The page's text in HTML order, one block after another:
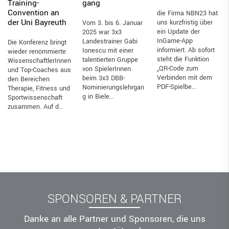
Training-
Convention an
der Uni Bayreuth
Die Konferenz bringt
wieder renommierte
WissenschaftlerInnen
und Top-Coaches aus
den Bereichen
Therapie, Fitness und
Sportwissenschaft
zusammen. Auf d…
gang
Vom 3. bis 6. Januar
2025 war 3x3
Landestrainer Gabi
Ionescu mit einer
talentierten Gruppe
von SpielerInnen
beim 3x3 DBB-
Nominierungslehrgan
g in Biele…
die Firma NBN23 hat
uns kurzfristig über
ein Update der
InGame-App
informiert. Ab sofort
steht die Funktion
„QR-Code zum
Verbinden mit dem
PDF-Spielbe…
SPONSOREN & PARTNER
Danke an alle Partner und Sponsoren, die uns